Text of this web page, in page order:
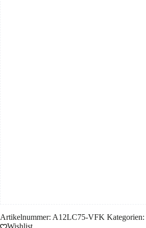
Artikelnummer: A12LC75-VFK Kategorien:
Wishlist